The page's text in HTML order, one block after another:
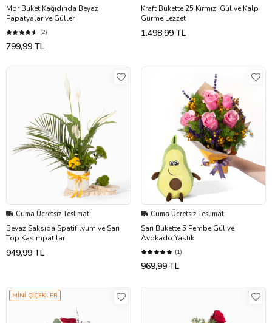
Mor Buket Kağıdında Beyaz
Papatyalar ve Güller
(2)
799,99 TL
Kraft Bukette 25 Kırmızı Gül ve Kalp
Gurme Lezzet
1.498,99 TL
Cuma Ücretsiz Teslimat
Beyaz Saksıda Spatifilyum ve Sarı
Top Kasımpatılar
949,99 TL
Cuma Ücretsiz Teslimat
Sarı Bukette 5 Pembe Gül ve
Avokado Yastık
(1)
969,99 TL
MİNİ ÇİÇEKLER